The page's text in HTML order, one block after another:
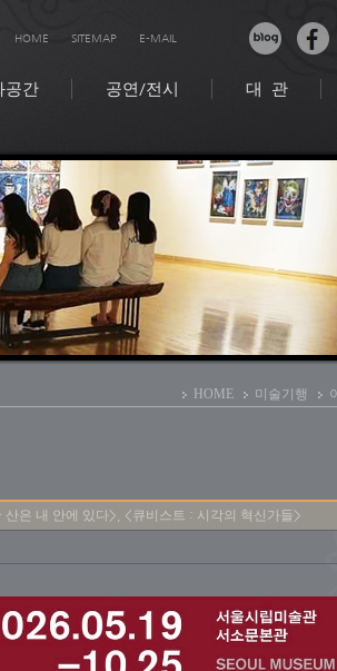
HOME SITEMAP E-MAIL
공간 공연/전시 대 관
HOME 미술기행
은 내 안에 있다>, <큐비스트 : 시각의 혁신가들>